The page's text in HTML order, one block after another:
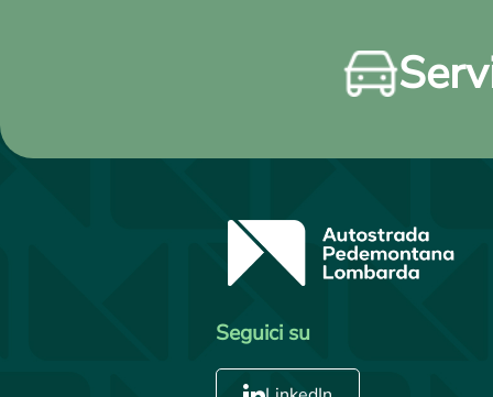
Seguici su